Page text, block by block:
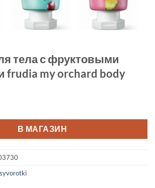
тела с фруктовыми
frudia my orchard body
В МАГАЗИН